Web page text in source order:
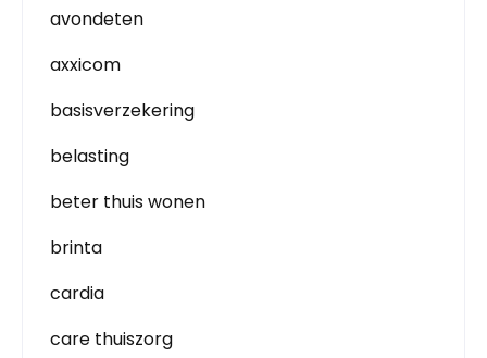
avondeten
axxicom
basisverzekering
belasting
beter thuis wonen
brinta
cardia
care thuiszorg